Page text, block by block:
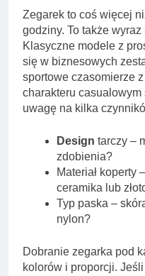
Zegarek to coś więcej
godziny. To także
Klasyczne modele z
się w biznesowych
sportowe czasomierze
charakteru
uwagę na kilka
Design tarczy –
zdobienia?
Materiał koperty
ceramika lub
Typ paska –
nylon?
Dobranie zegarka pod
kolorów i proporcji.